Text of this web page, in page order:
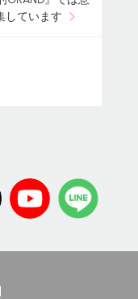
しています